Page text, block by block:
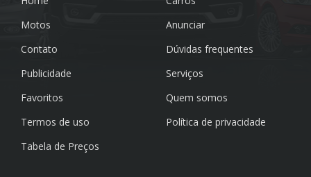
Motos
Anunciar
Contato
Dúvidas frequentes
Publicidade
Serviços
Favoritos
Quem somos
Termos de uso
Política de privacidade
Tabela de Preços